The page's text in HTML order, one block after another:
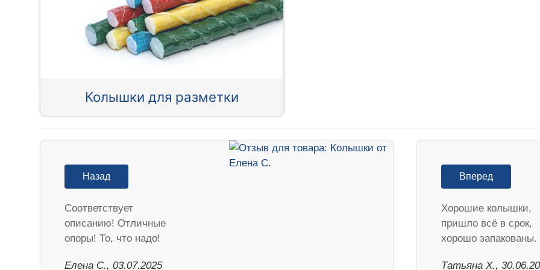
Колышки для разметки
Назад
Соответствует
описанию! Отличные
опоры! То, что надо!
Елена С., 03.07.2025
Вперед
Хорошие колышки,
пришло всё в срок,
хорошо запакованы.
Татьяна Х.,